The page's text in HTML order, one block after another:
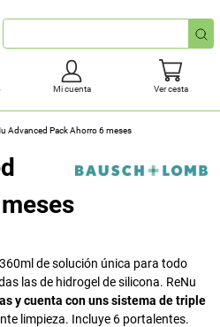
Búsqueda
rápida
Mi cuenta Ver cesta
Advanced Pack Ahorro 6 meses
de solución única para todo
las de hidrogel de silicona. ReNu
y cuenta con uns sistema de triple
limpieza. Incluye 6 portalentes.